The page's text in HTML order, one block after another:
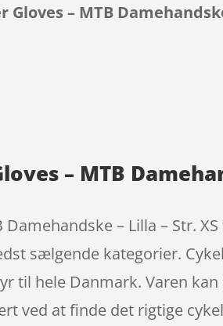
– MTB
– MTB
– Lilla – Str.
sælgende kategorier.
til hele Danmark. Varen
ved at finde det rigtige